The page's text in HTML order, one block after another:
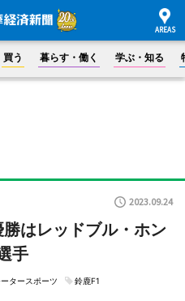
買う 暮らす・働く 学ぶ・知る
2023.09.24
はレッドブル・ホン
手
タースポーツ
鈴鹿F1